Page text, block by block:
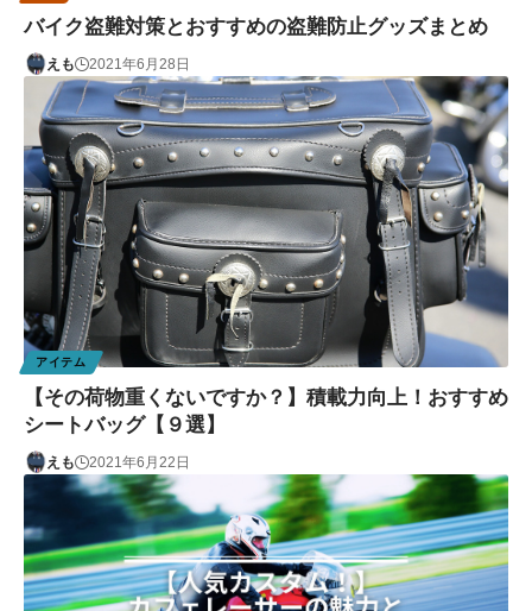
バイク盗難対策とおすすめの盗難防止グッズまとめ
えも 2021年6月28日
アイテム
【その荷物重くないですか？】積載力向上！おすすめ
シートバッグ【９選】
えも 2021年6月22日